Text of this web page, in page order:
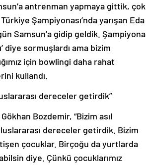
antrenman yapmaya gittik, çok
Şampiyonası’nda yarışan Eda
Samsun’a gidip geldik. Şampiyona
diye sormuşlardı ama bizim
için bowlingi daha rahat
kullandı.
dereceler getirdik”
Bozdemir, “Bizim asıl
dereceler getirdik. Bizim
çocuklar. Birçoğu da yurtlarda
diye. Çünkü çocuklarımız